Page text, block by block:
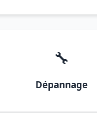
🔧
Dépannage